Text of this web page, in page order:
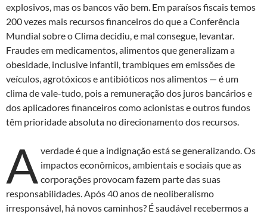
explosivos, mas os bancos vão bem. Em paraísos fiscais temos
200 vezes mais recursos financeiros do que a Conferência
Mundial sobre o Clima decidiu, e mal consegue, levantar.
Fraudes em medicamentos, alimentos que generalizam a
obesidade, inclusive infantil, trambiques em emissões de
veículos, agrotóxicos e antibióticos nos alimentos — é um
clima de vale-tudo, pois a remuneração dos juros bancários e
dos aplicadores financeiros como acionistas e outros fundos
têm prioridade absoluta no direcionamento dos recursos.
A verdade é que a indignação está se generalizando. Os
impactos econômicos, ambientais e sociais que as
corporações provocam fazem parte das suas
responsabilidades. Após 40 anos de neoliberalismo
irresponsável, há novos caminhos? É saudável recebermos a